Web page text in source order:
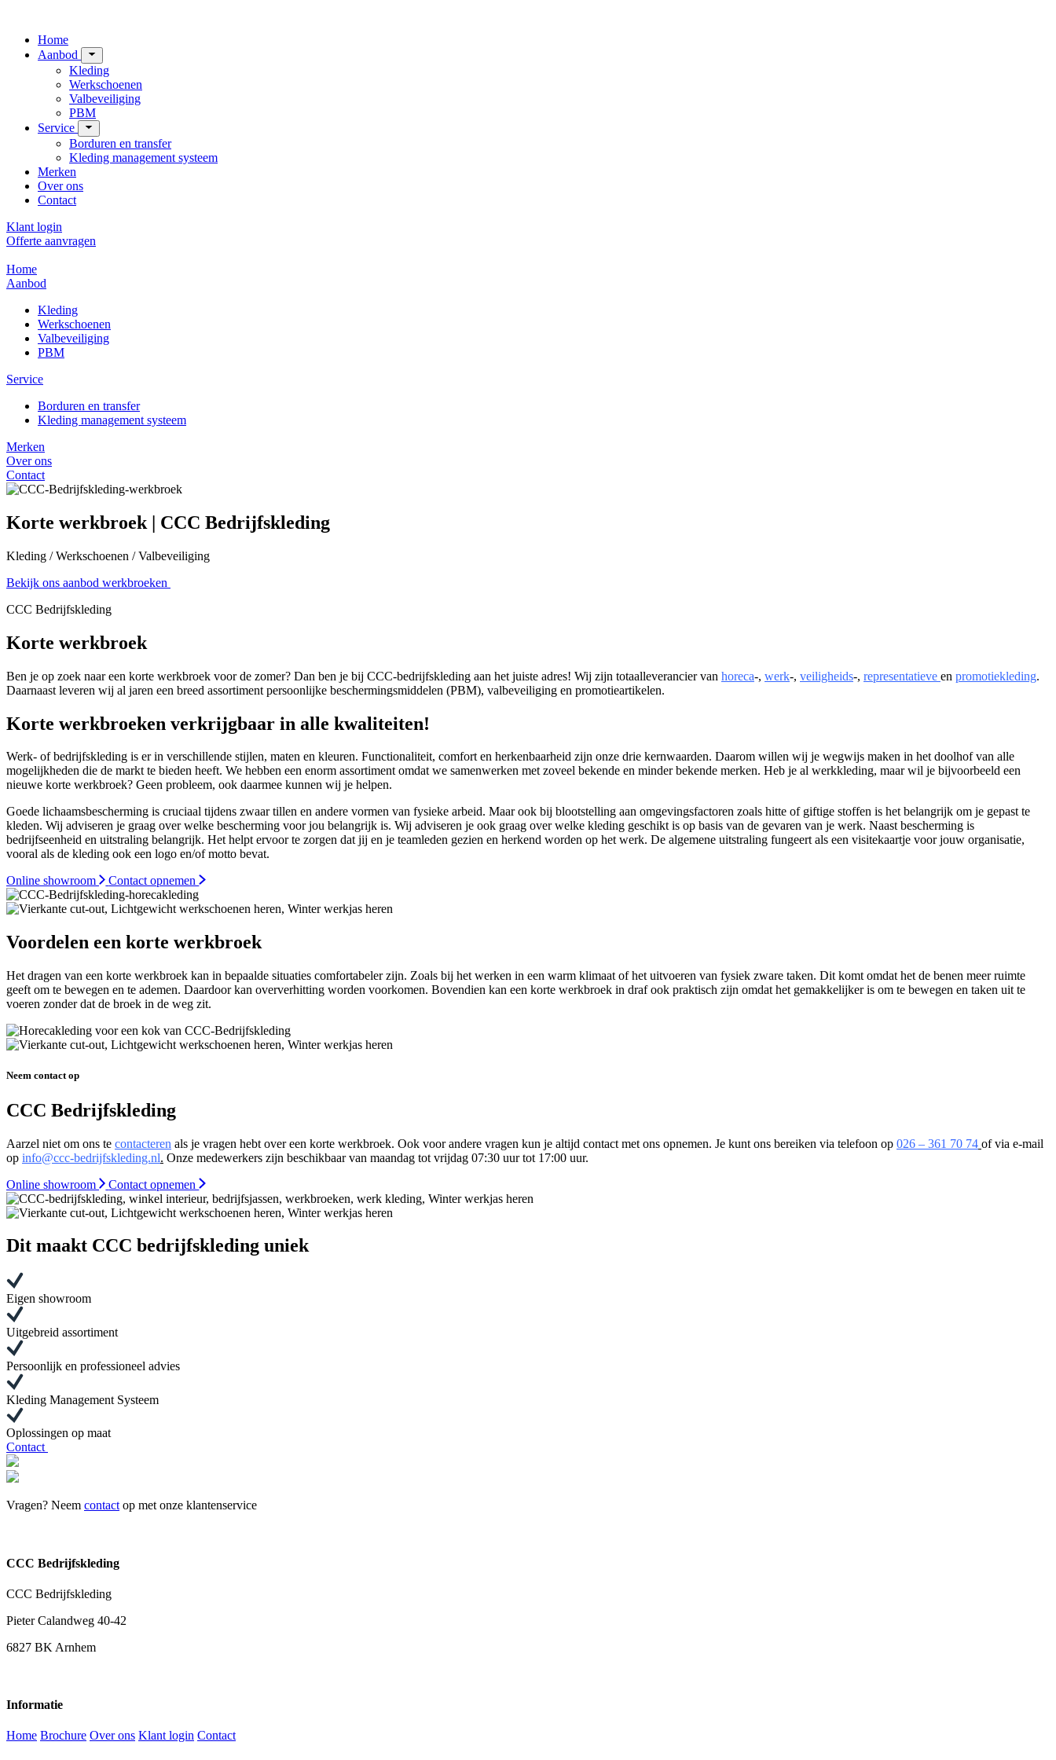
Home
Aanbod
Kleding
Werkschoenen
Valbeveiliging
PBM
Service
Borduren en transfer
Kleding management systeem
Merken
Over ons
Contact
Klant login
Offerte aanvragen
Home
Aanbod
Kleding
Werkschoenen
Valbeveiliging
PBM
Service
Borduren en transfer
Kleding management systeem
Merken
Over ons
Contact
Korte werkbroek | CCC Bedrijfskleding
Kleding / Werkschoenen / Valbeveiliging
Bekijk ons aanbod werkbroeken
CCC Bedrijfskleding
Korte werkbroek
Ben je op zoek naar een korte werkbroek voor de zomer? Dan ben je bij CCC-bedrijfskleding aan het juiste adres! Wij zijn totaalleverancier van horeca-, werk-, veiligheids-, representatieve en promotiekleding.
Daarnaast leveren wij al jaren een breed assortiment persoonlijke beschermingsmiddelen (PBM), valbeveiliging en promotieartikelen.
Korte werkbroeken verkrijgbaar in alle kwaliteiten!
Werk- of bedrijfskleding is er in verschillende stijlen, maten en kleuren. Functionaliteit, comfort en herkenbaarheid zijn onze drie kernwaarden. Daarom willen wij je wegwijs maken in het doolhof van alle
mogelijkheden die de markt te bieden heeft. We hebben een enorm assortiment omdat we samenwerken met zoveel bekende en minder bekende merken. Heb je al werkkleding, maar wil je bijvoorbeeld een
nieuwe korte werkbroek? Geen probleem, ook daarmee kunnen wij je helpen.
Goede lichaamsbescherming is cruciaal tijdens zwaar tillen en andere vormen van fysieke arbeid. Maar ook bij blootstelling aan omgevingsfactoren zoals hitte of giftige stoffen is het belangrijk om je gepast te
kleden. Wij adviseren je graag over welke bescherming voor jou belangrijk is. Wij adviseren je ook graag over welke kleding geschikt is op basis van de gevaren van je werk. Naast bescherming is
bedrijfseenheid en uitstraling belangrijk. Het helpt ervoor te zorgen dat jij en je teamleden gezien en herkend worden op het werk. De algemene uitstraling fungeert als een visitekaartje voor jouw organisatie,
vooral als de kleding ook een logo en/of motto bevat.
Online showroom
Contact opnemen
Voordelen een korte werkbroek
Het dragen van een korte werkbroek kan in bepaalde situaties comfortabeler zijn. Zoals bij het werken in een warm klimaat of het uitvoeren van fysiek zware taken. Dit komt omdat het de benen meer ruimte
geeft om te bewegen en te ademen. Daardoor kan oververhitting worden voorkomen. Bovendien kan een korte werkbroek in draf ook praktisch zijn omdat het gemakkelijker is om te bewegen en taken uit te
voeren zonder dat de broek in de weg zit.
Neem contact op
CCC Bedrijfskleding
Aarzel niet om ons te contacteren als je vragen hebt over een korte werkbroek. Ook voor andere vragen kun je altijd contact met ons opnemen. Je kunt ons bereiken via telefoon op 026 – 361 70 74 of via e-mail
op info@ccc-bedrijfskleding.nl. Onze medewerkers zijn beschikbaar van maandag tot vrijdag 07:30 uur tot 17:00 uur.
Online showroom
Contact opnemen
Dit maakt CCC bedrijfskleding uniek
Eigen showroom
Uitgebreid assortiment
Persoonlijk en professioneel advies
Kleding Management Systeem
Oplossingen op maat
Contact
Vragen? Neem contact op met onze klantenservice
CCC Bedrijfskleding
CCC Bedrijfskleding
Pieter Calandweg 40-42
6827 BK Arnhem
Informatie
Home Brochure Over ons Klant login Contact